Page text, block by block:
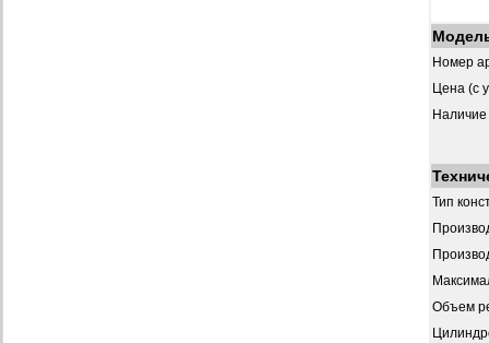
Номер
Цена (с
Наличие
Тип
Объем